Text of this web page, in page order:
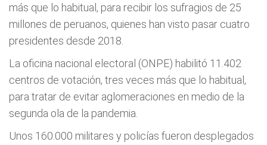
más que lo habitual, para recibir los sufragios de 25
millones de peruanos, quienes han visto pasar cuatro
presidentes desde 2018.
La oficina nacional electoral (ONPE) habilitó 11.402
centros de votación, tres veces más que lo habitual,
para tratar de evitar aglomeraciones en medio de la
segunda ola de la pandemia.
Unos 160.000 militares y policías fueron desplegados